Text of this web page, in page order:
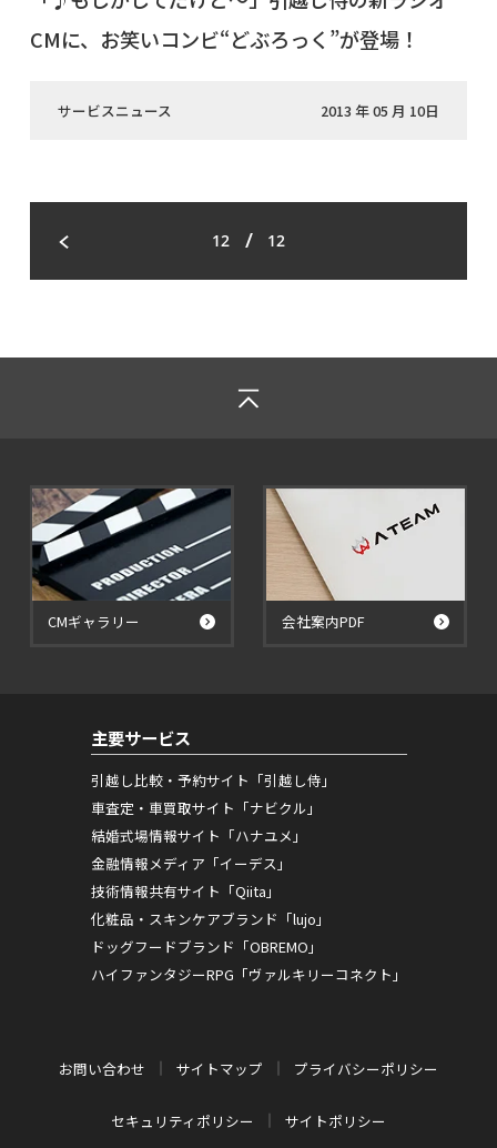
CMに、お笑いコンビ“どぶろっく”が登場！
サービスニュース 2013 年 05 月 10日
12 / 12
CMギャラリー 会社案内PDF
主要サービス
引越し比較・予約サイト「引越し侍」
車査定・車買取サイト「ナビクル」
結婚式場情報サイト「ハナユメ」
金融情報メディア「イーデス」
技術情報共有サイト「Qiita」
化粧品・スキンケアブランド「lujo」
ドッグフードブランド「OBREMO」
ハイファンタジーRPG「ヴァルキリーコネクト」
お問い合わせ サイトマップ プライバシーポリシー
セキュリティポリシー サイトポリシー